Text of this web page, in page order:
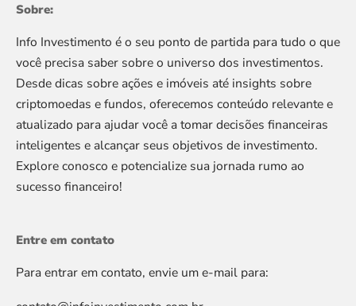
Sobre:
Info Investimento é o seu ponto de partida para tudo o que
você precisa saber sobre o universo dos investimentos.
Desde dicas sobre ações e imóveis até insights sobre
criptomoedas e fundos, oferecemos conteúdo relevante e
atualizado para ajudar você a tomar decisões financeiras
inteligentes e alcançar seus objetivos de investimento.
Explore conosco e potencialize sua jornada rumo ao
sucesso financeiro!
Entre em contato
Para entrar em contato, envie um e-mail para: